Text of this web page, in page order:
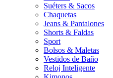
Suéters & Sacos
Chaquetas
Jeans & Pantalones
Shorts & Faldas
Sport
Bolsos & Maletas
Vestidos de Baño
Reloj Inteligente